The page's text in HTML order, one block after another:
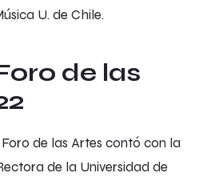
U. de Chile.
de las
de las Artes contó con la
de la Universidad de